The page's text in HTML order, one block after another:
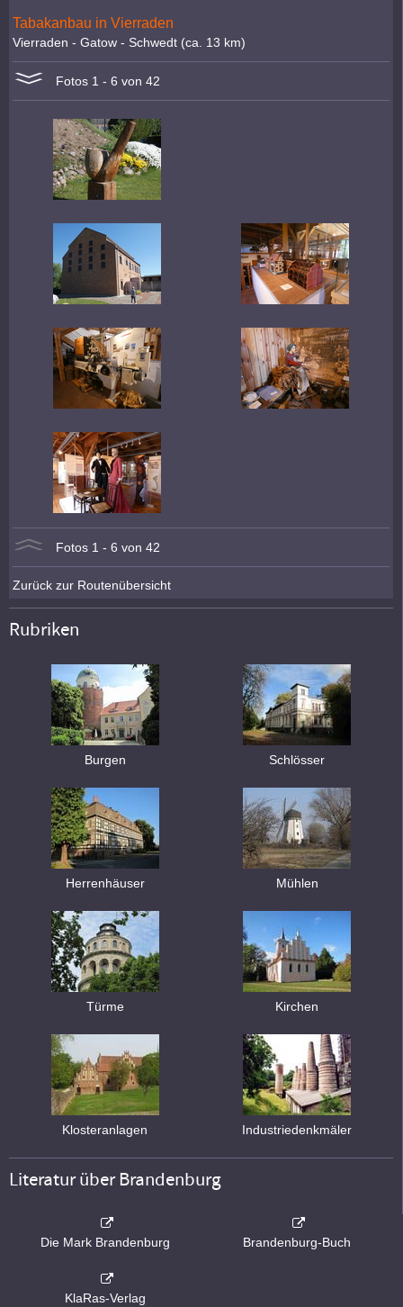
Tabakanbau in Vierraden
Vierraden - Gatow - Schwedt (ca. 13 km)
Fotos 1 - 6 von 42
Fotos 1 - 6 von 42
Zurück zur Routenübersicht
Rubriken
Burgen Schlösser
Herrenhäuser Mühlen
Türme Kirchen
Klosteranlagen Industriedenkmäler
Literatur über Brandenburg
Die Mark Brandenburg Brandenburg-Buch
KlaRas-Verlag